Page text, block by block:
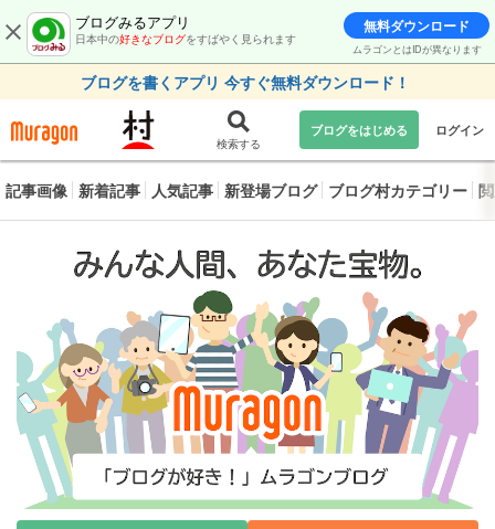
ブログみるアプリ
日本中の好きなブログをすばやく見られます
無料ダウンロード
ムラゴンとはIDが異なります
ブログを書くアプリ 今すぐ無料ダウンロード！
検索する
ブログをはじめる ログイン
記事画像 新着記事 人気記事 新登場ブログ ブログ村カテゴリー